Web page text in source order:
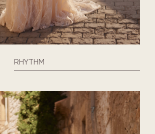
RHYTHM